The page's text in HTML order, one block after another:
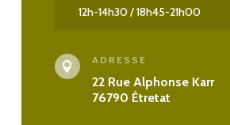
12h-14h30 / 18h45-21h00

ADRESSE
22 Rue Alphonse Karr
76790 Étretat